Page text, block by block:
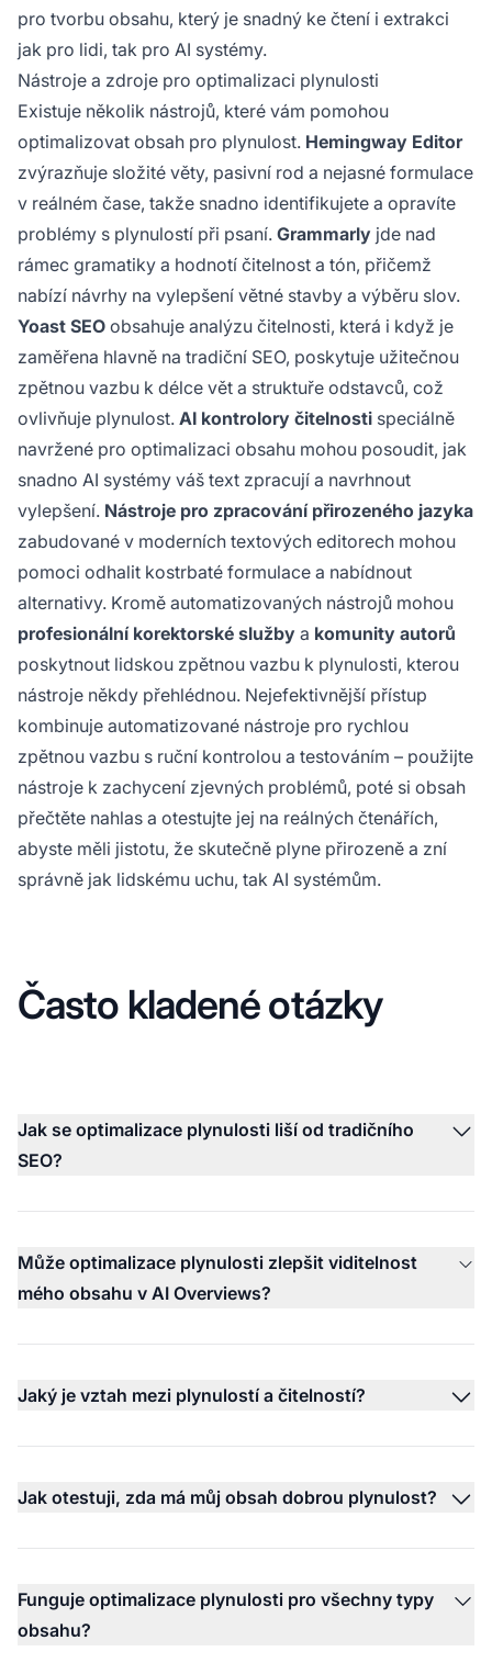
pro tvorbu obsahu, který je snadný ke čtení i extrakci
jak pro lidi, tak pro AI systémy.
Nástroje a zdroje pro optimalizaci plynulosti
Existuje několik nástrojů, které vám pomohou
optimalizovat obsah pro plynulost. Hemingway Editor
zvýrazňuje složité věty, pasivní rod a nejasné formulace
v reálném čase, takže snadno identifikujete a opravíte
problémy s plynulostí při psaní. Grammarly jde nad
rámec gramatiky a hodnotí čitelnost a tón, přičemž
nabízí návrhy na vylepšení větné stavby a výběru slov.
Yoast SEO obsahuje analýzu čitelnosti, která i když je
zaměřena hlavně na tradiční SEO, poskytuje užitečnou
zpětnou vazbu k délce vět a struktuře odstavců, což
ovlivňuje plynulost. AI kontrolory čitelnosti speciálně
navržené pro optimalizaci obsahu mohou posoudit, jak
snadno AI systémy váš text zpracují a navrhnout
vylepšení. Nástroje pro zpracování přirozeného jazyka
zabudované v moderních textových editorech mohou
pomoci odhalit kostrbaté formulace a nabídnout
alternativy. Kromě automatizovaných nástrojů mohou
profesionální korektorské služby a komunity autorů
poskytnout lidskou zpětnou vazbu k plynulosti, kterou
nástroje někdy přehlédnou. Nejefektivnější přístup
kombinuje automatizované nástroje pro rychlou
zpětnou vazbu s ruční kontrolou a testováním – použijte
nástroje k zachycení zjevných problémů, poté si obsah
přečtěte nahlas a otestujte jej na reálných čtenářích,
abyste měli jistotu, že skutečně plyne přirozeně a zní
správně jak lidskému uchu, tak AI systémům.
Často kladené otázky
Jak se optimalizace plynulosti liší od tradičního
SEO?
Může optimalizace plynulosti zlepšit viditelnost
mého obsahu v AI Overviews?
Jaký je vztah mezi plynulostí a čitelností?
Jak otestuji, zda má můj obsah dobrou plynulost?
Funguje optimalizace plynulosti pro všechny typy
obsahu?